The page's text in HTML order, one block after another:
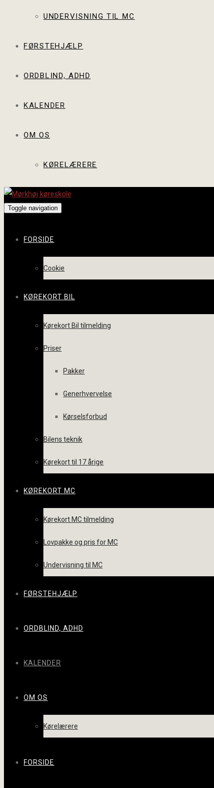
UNDERVISNING TIL MC
FØRSTEHJÆLP
ORDBLIND, ADHD
KALENDER
OM OS
KØRELÆRERE
Toggle navigation
FORSIDE
Cookie
KØREKORT BIL
Kørekort Bil tilmelding
Priser
Pakker
Generhvervelse
Kørselsforbud
Bilens teknik
Kørekort til 17 årige
KØREKORT MC
Kørekort MC tilmelding
Lovpakke og pris for MC
Undervisning til MC
FØRSTEHJÆLP
ORDBLIND, ADHD
KALENDER
OM OS
Kørelærere
FORSIDE